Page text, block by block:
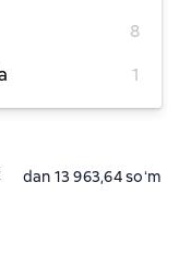
8
1
dan 13 963,64 soʻm